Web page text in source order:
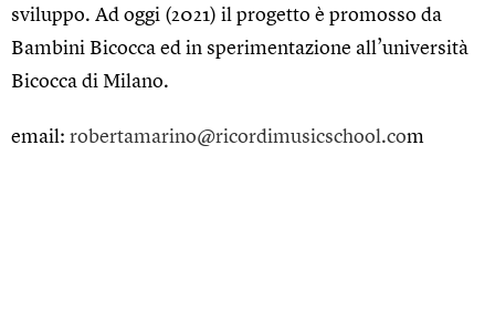
sviluppo. Ad oggi (2021) il progetto è promosso da
Bambini Bicocca ed in sperimentazione all’università
Bicocca di Milano.
email: robertamarino@ricordimusicschool.com